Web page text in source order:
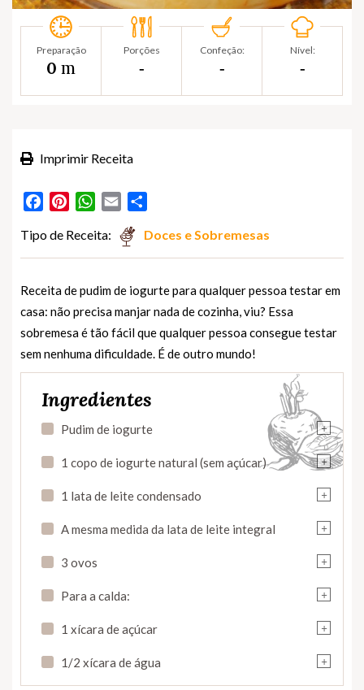
Preparação
0 m
Porções
‐
Confeção:
‐
Nível:
‐
Imprimir Receita
FacebookPinterestWhatsApp
Email
Tipo de Receita: Doces e Sobremesas
Receita de pudim de iogurte para qualquer pessoa testar em
casa: não precisa manjar nada de cozinha, viu? Essa
sobremesa é tão fácil que qualquer pessoa consegue testar
sem nenhuma dificuldade. É de outro mundo!
Ingredientes
+
Pudim de iogurte
+
1 copo de iogurte natural (sem açúcar)
+
1 lata de leite condensado
+
A mesma medida da lata de leite integral
+
3 ovos
+
Para a calda:
+
1 xícara de açúcar
+
1/2 xícara de água